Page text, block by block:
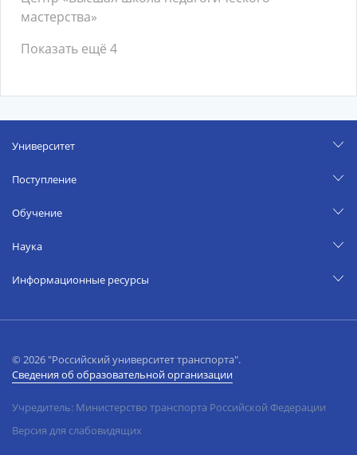
мастерства»
Показать ещё 4
Университет
Поступление
Обучение
Наука
Информационные ресурсы
© 2026 "Российский университет транспорта".
Сведения об образовательной организации
Учредитель: Министерство транспорта Российской Федерации
Версия для слабовидящих